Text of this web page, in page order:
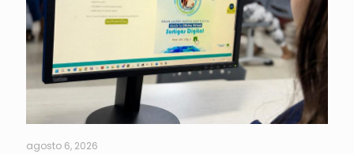
agosto 6, 2026